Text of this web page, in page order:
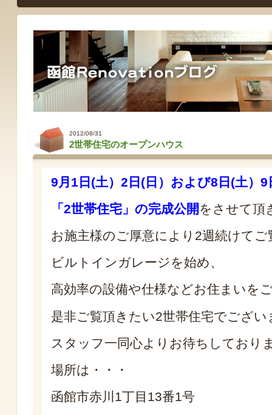
2012/08/31
2世帯住宅のオープンハウス
9月1日(土）2日(日）および8日(土）9
「2世帯住宅」の完成公開 をさせて頂
お施主様のご厚意により2週続けて
ビルトインガレージを始め、
高効率の設備や仕様などお住まいを
是非ご覧頂きたい2世帯住宅でござい
スタッフ一同心よりお待ちしており
場所は・・・
函館市赤川1丁目13番1号